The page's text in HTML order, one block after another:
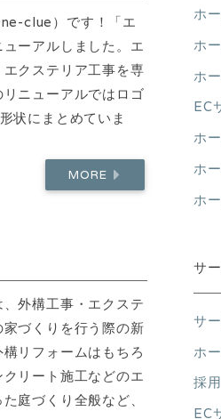
clue）です！「エ
ーアルしました。エ
クステリア工事を専
ニューアルではロゴ
状にまとめていま
MORE
外構工事・エクステ
づくりを行う際の新
リフォームはもちろ
リート施工などのエ
庭づくり全般など、
ホ
ホ
ホ
EC
ホ
ホ
ホ
サ
サ
ホ
採
EC